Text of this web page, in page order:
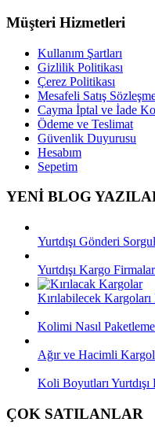
Müşteri Hizmetleri
Kullanım Şartları
Gizlilik Politikası
Çerez Politikası
Mesafeli Satış
Cayma İptal ve İade
Ödeme ve Teslimat
Güvenlik Duyurusu
Hesabım
Sepetim
YENİ BLOG
Yurtdışı Gönderi
Yurtdışı Kargo
Kırılabilecek
Kolimi Nasıl
Ağır ve Hacimli
Koli Boyutları Yurtdışı
ÇOK SATILANLAR